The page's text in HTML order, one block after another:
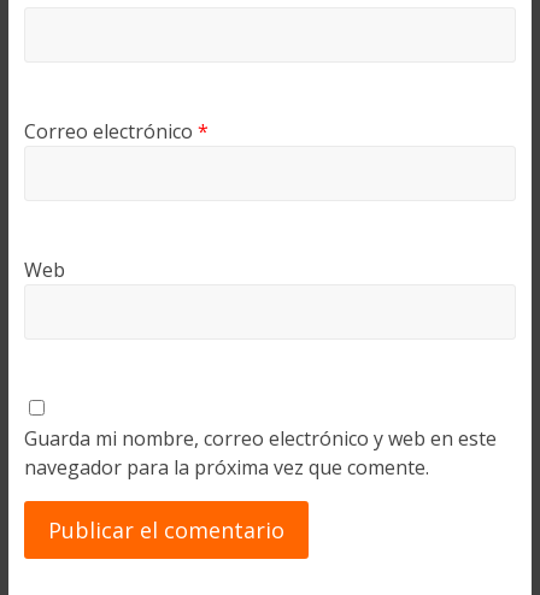
Correo electrónico *
Web
Guarda mi nombre, correo electrónico y web en este
navegador para la próxima vez que comente.